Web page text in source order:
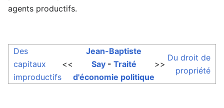
agents productifs.
Des
capitaux
improductifs
<<
Jean-Baptiste
Say- Traité
d'économie politique
>>
Du droit de
propriété